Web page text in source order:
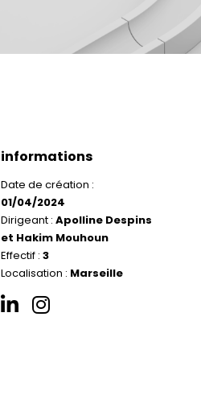
informations
Date de création :
01/04/2024
Dirigeant : Apolline Despins
et Hakim Mouhoun
Effectif : 3
Localisation : Marseille